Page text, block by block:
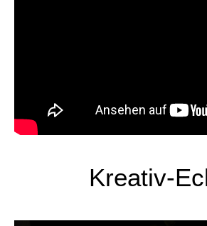
Kreativ-